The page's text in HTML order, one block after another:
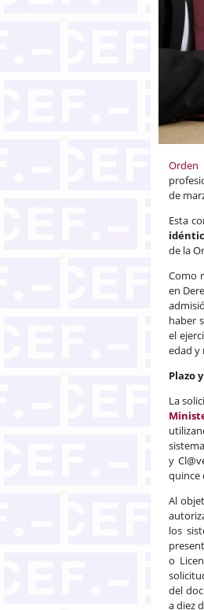
Orden
de
Esta
de la
Como
en
haber
el
edad y
Plazo
La
y
quince
Al
los
o
del
a diez